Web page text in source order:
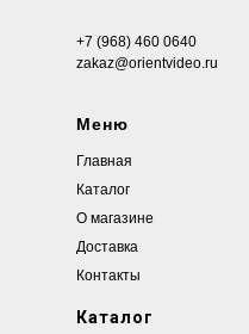
+7 (968) 460 0640
zakaz@orientvideo.ru
Меню
Главная
Каталог
О магазине
Доставка
Контакты
Каталог